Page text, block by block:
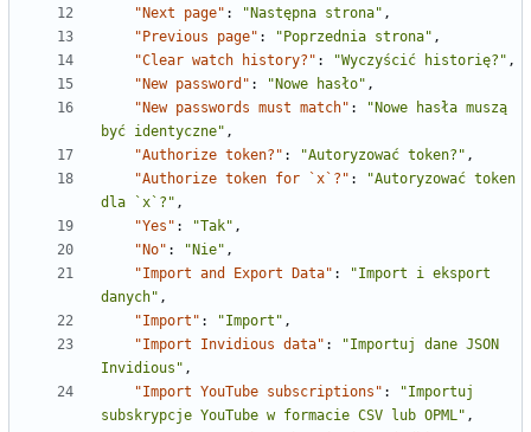
"Next page" : "Następna strona" ,
"Previous page" : "Poprzednia strona" ,
"Clear watch history?" : "Wyczyścić historię?" ,
"New password" : "Nowe hasło" ,
"New passwords must match" :
"Nowe hasła muszą
być identyczne" ,
"Authorize token?" : "Autoryzować token?" ,
"Authorize token for `x`?" :
"Autoryzować token
dla `x`?" ,
"Yes" : "Tak" ,
"No" : "Nie" ,
"Import and Export Data" :
"Import i eksport
danych" ,
"Import" : "Import" ,
"Import Invidious data" :
"Importuj dane JSON
Invidious" ,
"Import YouTube subscriptions" :
"Importuj
subskrypcje YouTube w formacie CSV lub OPML" ,